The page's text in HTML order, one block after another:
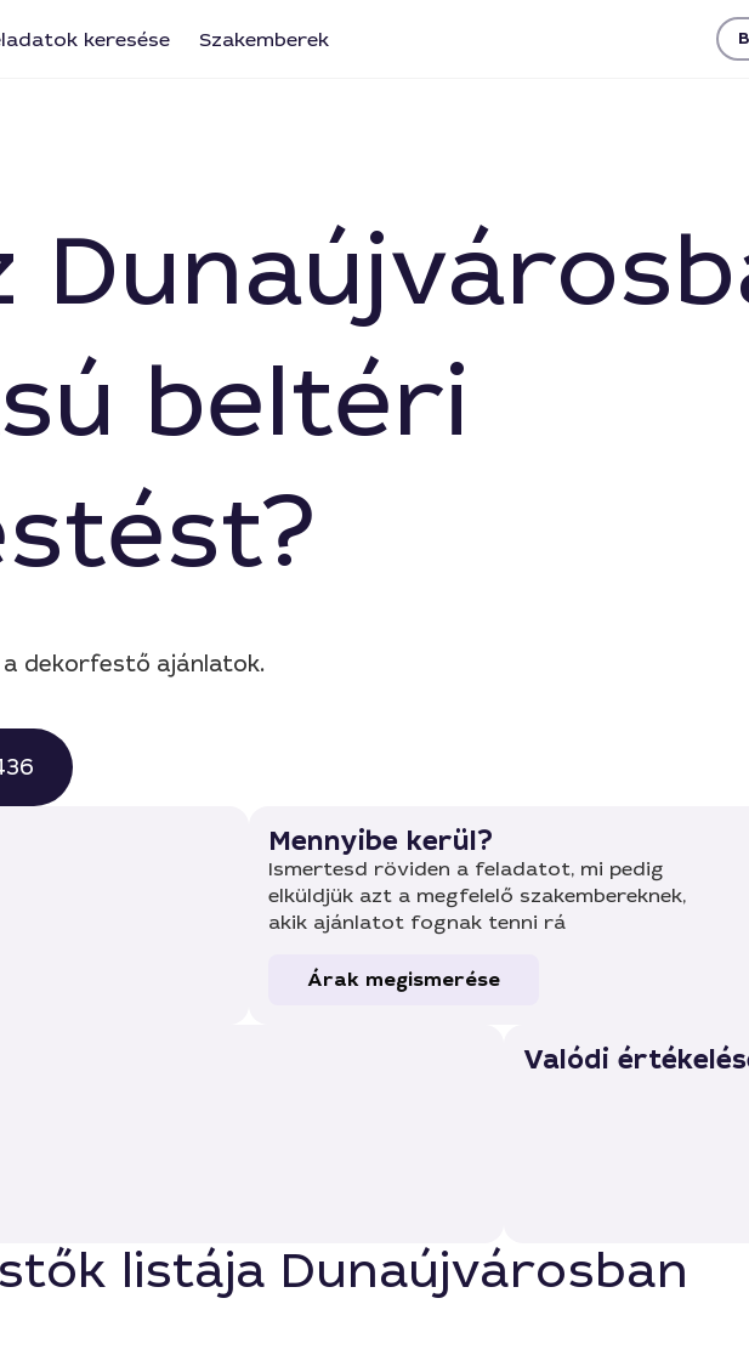
keresése Szakemberek
beltéri
dekorfestő ajánlatok.
Mennyibe kerül?
Ismertesd röviden a feladatot, mi pedig
elküldjük azt a megfelelő szakembereknek,
akik ajánlatot fognak tenni rá
Árak megismerése
Valódi
listája Dunaújvárosban